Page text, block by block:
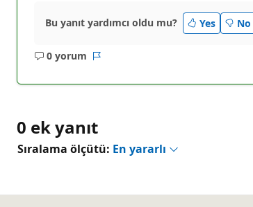
Bu yanıt yardımcı oldu mu? Yes No
0 yorum
Açıklama
0 ek yanıt
Sıralama ölçütü: En yararlı